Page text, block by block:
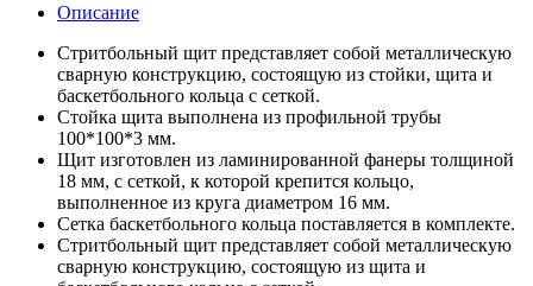
Описание
Стритбольный щит представляет собой металлическую
сварную конструкцию, состоящую из стойки, щита и
баскетбольного кольца с сеткой.
Стойка щита выполнена из профильной трубы
100*100*3 мм.
Щит изготовлен из ламинированной фанеры толщиной
18 мм, с сеткой, к которой крепится кольцо,
выполненное из круга диаметром 16 мм.
Сетка баскетбольного кольца поставляется в комплекте.
Стритбольный щит представляет собой металлическую
сварную конструкцию, состоящую из щита и